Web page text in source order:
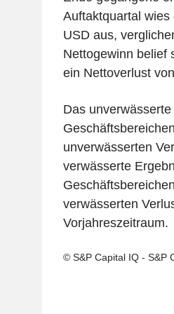
Auftaktquartal
USD aus,
Nettogewinn belief
ein Nettoverlust
Das
unverwässerten
verwässerte
verwässerten
Vorjahreszeitraum.
© S&P Capital IQ - S&P